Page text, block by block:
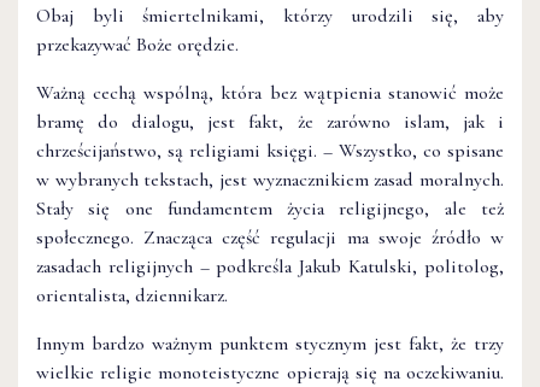
Obaj byli śmiertelnikami, którzy urodzili się, aby
przekazywać Boże orędzie.
Ważną cechą wspólną, która bez wątpienia stanowić może
bramę do dialogu, jest fakt, że zarówno islam, jak i
chrześcijaństwo, są religiami księgi. – Wszystko, co spisane
w wybranych tekstach, jest wyznacznikiem zasad moralnych.
Stały się one fundamentem życia religijnego, ale też
społecznego. Znacząca część regulacji ma swoje źródło w
zasadach religijnych – podkreśla Jakub Katulski, politolog,
orientalista, dziennikarz.
Innym bardzo ważnym punktem stycznym jest fakt, że trzy
wielkie religie monoteistyczne opierają się na oczekiwaniu.